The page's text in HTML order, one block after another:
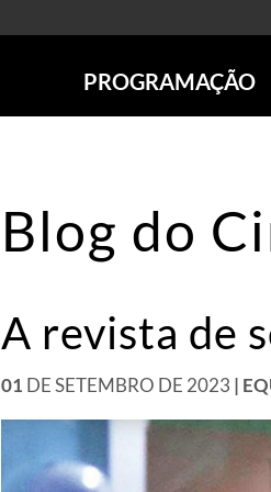
PROGRAMAÇÃO
POÇOS DE CALDAS
ONLINE
EM CARTAZ
FUTURAS
ANTERIORES
Blog do
A revista de
01 DE SETEMBRO DE 2023 |